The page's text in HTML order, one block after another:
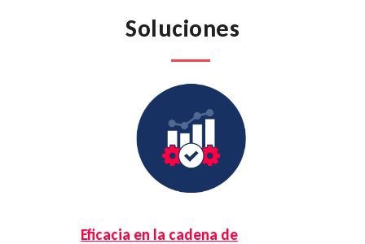
Soluciones
Eficacia en la cadena de